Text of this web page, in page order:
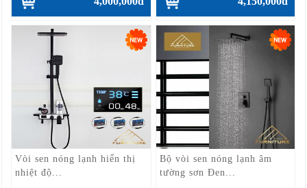
Vòi sen nóng lạnh hiển thị
nhiệt độ...
Bộ vòi sen nóng lạnh âm
tường sơn Đen...